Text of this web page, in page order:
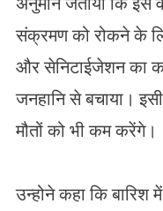
संक्रमण को रोकने के
और सेनिटाईजेशन का
जनहानि से बचाया।
मौतों को भी कम करेंगे।
उन्होने कहा कि बारिश में